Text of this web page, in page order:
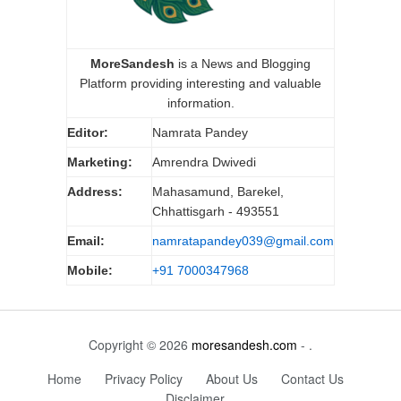
MoreSandesh is a News and Blogging
Platform providing interesting and valuable
information.
Editor: Namrata Pandey
Marketing: Amrendra Dwivedi
Address:
Mahasamund, Barekel,
Chhattisgarh - 493551
Email: namratapandey039@gmail.com
Mobile: +91 7000347968
Copyright © 2026 moresandesh.com - .
Home
Privacy Policy About Us
Contact Us